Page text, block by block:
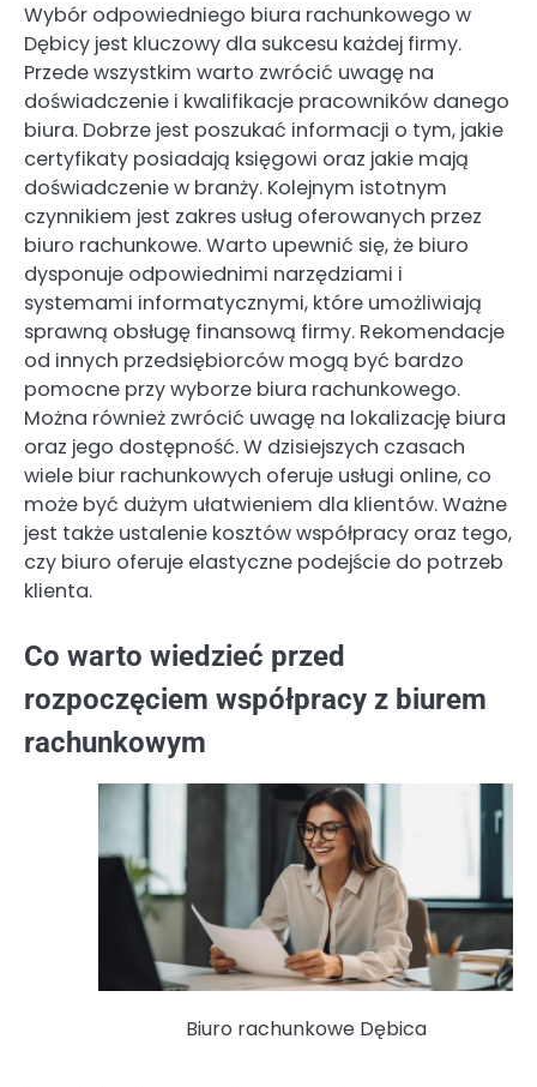
Wybór odpowiedniego biura rachunkowego w
Dębicy jest kluczowy dla sukcesu każdej firmy.
Przede wszystkim warto zwrócić uwagę na
doświadczenie i kwalifikacje pracowników danego
biura. Dobrze jest poszukać informacji o tym, jakie
certyfikaty posiadają księgowi oraz jakie mają
doświadczenie w branży. Kolejnym istotnym
czynnikiem jest zakres usług oferowanych przez
biuro rachunkowe. Warto upewnić się, że biuro
dysponuje odpowiednimi narzędziami i
systemami informatycznymi, które umożliwiają
sprawną obsługę finansową firmy. Rekomendacje
od innych przedsiębiorców mogą być bardzo
pomocne przy wyborze biura rachunkowego.
Można również zwrócić uwagę na lokalizację biura
oraz jego dostępność. W dzisiejszych czasach
wiele biur rachunkowych oferuje usługi online, co
może być dużym ułatwieniem dla klientów. Ważne
jest także ustalenie kosztów współpracy oraz tego,
czy biuro oferuje elastyczne podejście do potrzeb
klienta.
Co warto wiedzieć przed
rozpoczęciem współpracy z biurem
rachunkowym
Biuro rachunkowe Dębica